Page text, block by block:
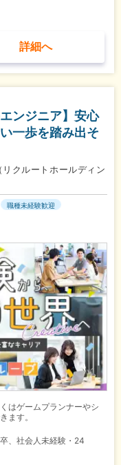
詳細へ
ンジニア】安心
一歩を踏み出そ
クルートホールディン
職種未経験歓迎
はゲームプランナーやシ
ます。
、社会人未経験・24